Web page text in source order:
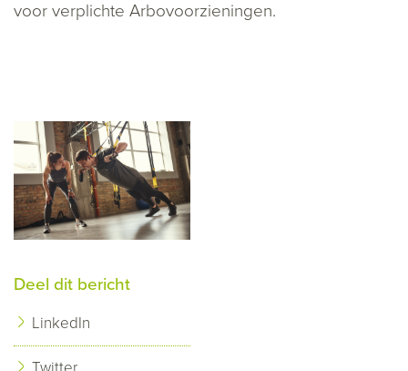
voor verplichte Arbovoorzieningen.
Deel dit bericht
LinkedIn